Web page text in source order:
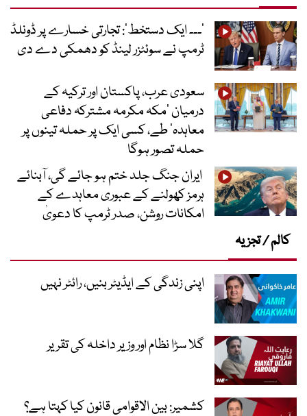
’۔۔۔ ایک دستخط‘: تجارتی خسارے پر ڈونلڈ
ٹرمپ نے سوئٹزر لینڈ کو دھمکی دے دی
سعودی عرب، پاکستان اور ترکیہ کے
درمیان ’مکہ مکرمہ مشترکہ دفاعی
معاہدہ‘ طے، کسی ایک پر حملہ تینوں پر
حملہ تصور ہوگا
ایران جنگ جلد ختم ہو جائے گی، آبنائے
ہرمز کھولنے کے عبوری معاہدے کے
امکانات روشن، صدر ٹرمپ کا دعویٰ
کالم / تجزیہ
اپنی زندگی کے ایڈیٹر بنیں، رائٹر نہیں
گلا سڑا نظام اور وزیر داخلہ کی تقریر
کشمیر: بین الاقوامی قانون کیا کہتا ہے؟